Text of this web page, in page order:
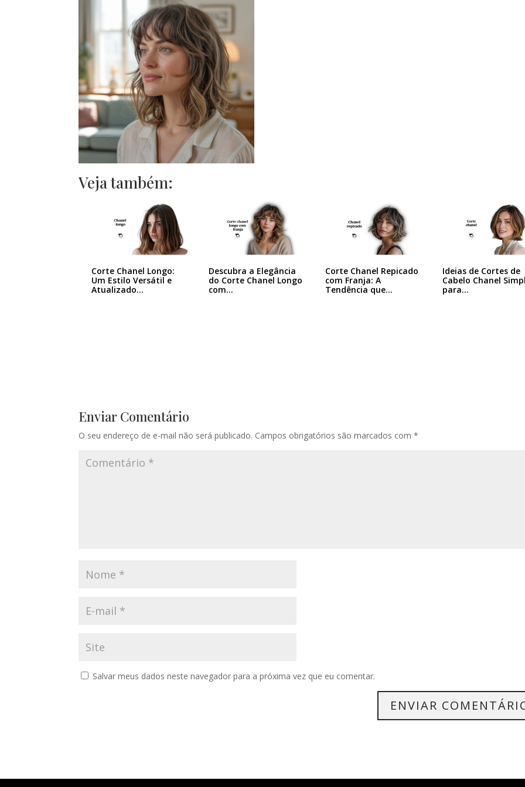
Veja também:
Corte Chanel Longo:
Um Estilo Versátil e
Atualizado…
Descubra a Elegância
do Corte Chanel Longo
com…
Corte Chanel Repicado
com Franja: A
Tendência que…
Ideias de Cortes de
Cabelo Chanel
para…
Enviar Comentário
O seu endereço de e-mail não será publicado. Campos obrigatórios são marcados com*
Salvar meus dados neste navegador para a próxima vez que eu comentar.